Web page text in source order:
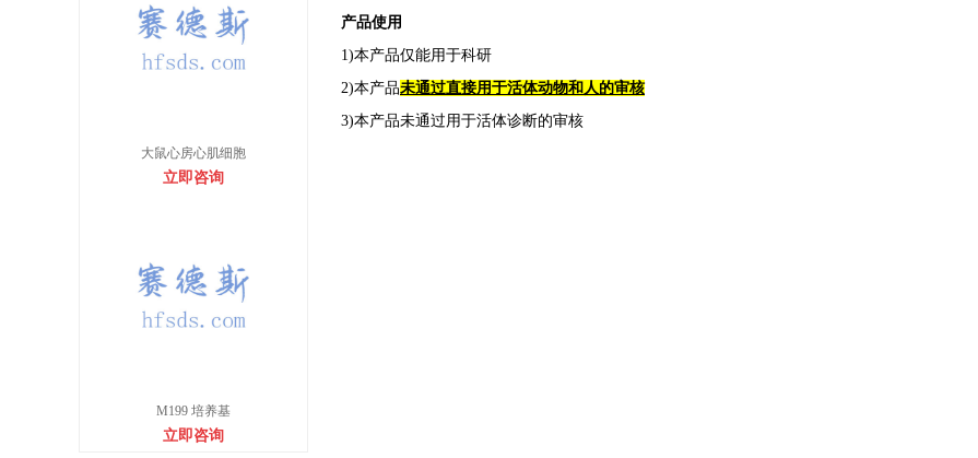
大鼠心房心肌细胞
立即咨询
M199 培养基
立即咨询
产品使用
1)本产品仅能用于科研
2)本产品未通过直接用于活体动物和人的审核
3)本产品未通过用于活体诊断的审核